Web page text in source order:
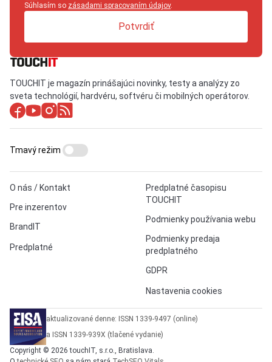
Súhlasím so zásadami spracovaním údajov.
Potvrdiť
TOUCHIT je magazín prinášajúci novinky, testy a analýzy zo
sveta technológií, hardvéru, softvéru či mobilných operátorov.
O nás / Kontakt
Pre inzerentov
BrandIT
Predplatné
Predplatné časopisu
TOUCHIT
Podmienky používania webu
Podmienky predaja
predplatného
GDPR
Nastavenia cookies
Tmavý režim
aktualizované denne: ISSN 1339-9497 (online)
a ISSN 1339-939X (tlačené vydanie)
Copyright © 2026 touchIT, s.r.o., Bratislava.